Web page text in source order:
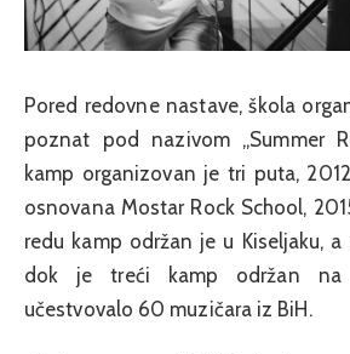
Pored redovne nastave, škola
poznat pod nazivom „Summer
kamp organizovan je tri puta,
osnovana Mostar Rock School,
redu kamp održan je u Kiseljaku,
dok je treći kamp održan na
učestvovalo 60 muzičara iz BiH.